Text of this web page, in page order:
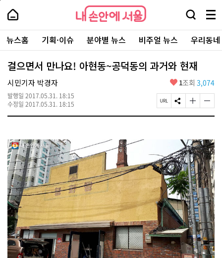
본
로
가
내
손
안
에
서
울
-
서
울
시
대
표
소
털
내
손
에
울
검
창
열
기
메
뉴
전
체
보
주
요
서
뉴스홈 기획·이슈 분야별 뉴스 비주얼 뉴스 우리동
걸으면서 만나요! 아현동~공덕동의 과거와 현재
시민기자 박경자
발행일 2017.05.31. 18:15
수정일 2017.05.31. 18:15
좋
요
1조회 3,074
페
이
복
사
S
N
유
하
기
글
자
크
게
변
경
하
기
글
자
작
게
변
경
하
기
페
상
단
로